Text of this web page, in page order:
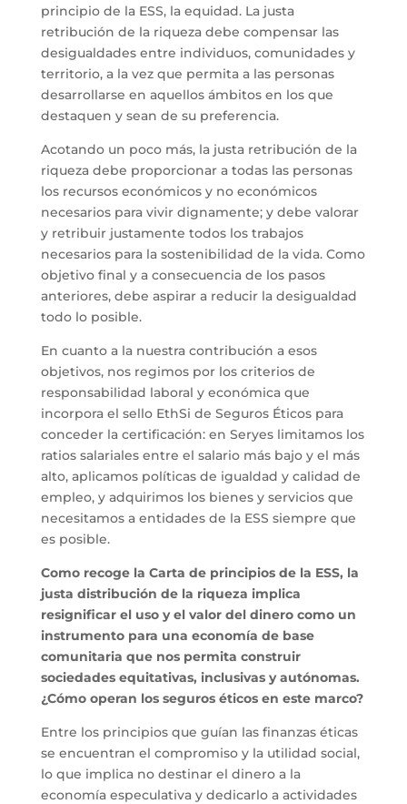
principio de la ESS, la equidad. La justa
retribución de la riqueza debe compensar las
desigualdades entre individuos, comunidades y
territorio, a la vez que permita a las personas
desarrollarse en aquellos ámbitos en los que
destaquen y sean de su preferencia.
Acotando un poco más, la justa retribución de la
riqueza debe proporcionar a todas las personas
los recursos económicos y no económicos
necesarios para vivir dignamente; y debe valorar
y retribuir justamente todos los trabajos
necesarios para la sostenibilidad de la vida. Como
objetivo final y a consecuencia de los pasos
anteriores, debe aspirar a reducir la desigualdad
todo lo posible.
En cuanto a la nuestra contribución a esos
objetivos, nos regimos por los criterios de
responsabilidad laboral y económica que
incorpora el sello EthSi de Seguros Éticos para
conceder la certificación: en Seryes limitamos los
ratios salariales entre el salario más bajo y el más
alto, aplicamos políticas de igualdad y calidad de
empleo, y adquirimos los bienes y servicios que
necesitamos a entidades de la ESS siempre que
es posible.
Como recoge la Carta de principios de la ESS, la
justa distribución de la riqueza implica
resignificar el uso y el valor del dinero como un
instrumento para una economía de base
comunitaria que nos permita construir
sociedades equitativas, inclusivas y autónomas.
¿Cómo operan los seguros éticos en este marco?
Entre los principios que guían las finanzas éticas
se encuentran el compromiso y la utilidad social,
lo que implica no destinar el dinero a la
economía especulativa y dedicarlo a actividades